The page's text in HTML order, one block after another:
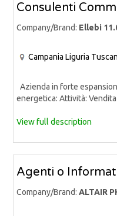
Consulenti
Company/Brand: Ellebi
Campania Liguria
Azienda in forte
energetica: Attività:
View full description
Agenti o
Company/Brand: ALTAIR